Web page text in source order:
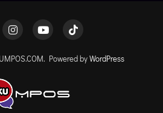
Powered byWordPress